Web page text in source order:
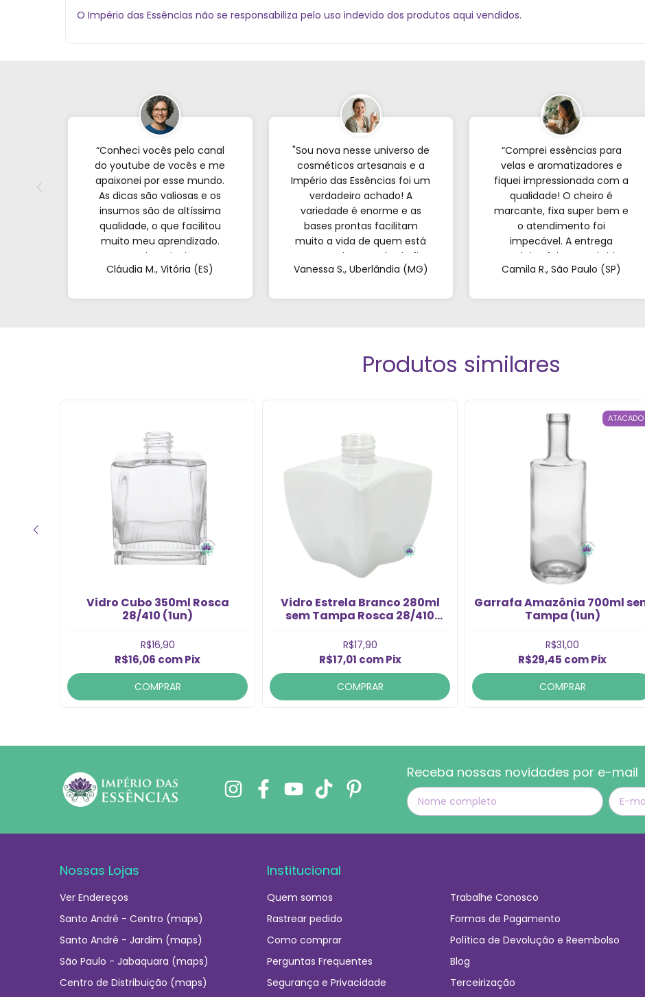
O Império das Essências não se responsabiliza pelo uso indevido dos produtos aqui vendidos.
“Conheci vocês pelo canal
do youtube de vocês e me
apaixonei por esse mundo.
As dicas são valiosas e os
insumos são de altíssima
qualidade, o que facilitou
muito meu aprendizado.
Nunca imaginei que
conseguiria resultados tão
de casa. Obrigada!"al no
Cláudia M., Vitória (ES)
"Sou nova nesse universo de
cosméticos artesanais e a
Império das Essências foi um
verdadeiro achado! A
variedade é enorme e as
bases prontas facilitam
muito a vida de quem est
começando; o resultado fica
incrível. Sem contar o
que foi super atencioso e
Vanessa S., Uberlândia (MG)
“Comprei essências para
velas e aromatizadores e
fiquei impressionada com a
qualidade! O cheiro é
marcante, fixa super bem e
o atendimento foi
impecável. A entrega
também foi super rápida.
Recomendo de olhos
Camila R., São Paulo (SP)
Produtos similares
Vidro Cubo 350ml Rosca
28/410 (1un)
R$16,90
R$16,06 comPix
COMPRAR
Vidro Estrela Branco 280ml
sem Tampa Rosca 28/410
R$17,90
R$17,01 com Pix
COMPRAR
ATACADO
Garrafa Amazônia 700ml
Tampa (1un)
R$31,00
R$29,45 comPix
COMPRAR
Receba nossas novidades por e-mail
Nossas Lojas
Ver Endereços
Santo André - Centro (maps)
Santo André - Jardim (maps)
São Paulo - Jabaquara (maps)
Centro de Distribuição (maps)
Institucional
Quem somos
Rastrear pedido
Como comprar
Perguntas Frequentes
Segurança e Privacidade
Trabalhe Conosco
Formas de Pagamento
Política de Devolução e Reembolso
Blog
Terceirização